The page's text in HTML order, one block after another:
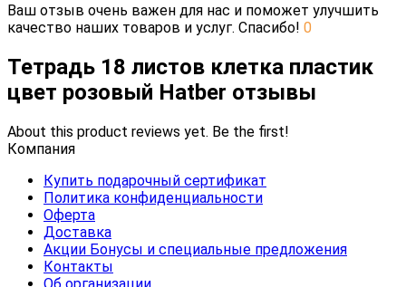
Ваш отзыв очень важен для нас и поможет улучшить
качество наших товаров и услуг. Спасибо! 0
Тетрадь 18 листов клетка пластик
цвет розовый Hatber отзывы
About this product reviews yet. Be the first!
Компания
Купить подарочный сертификат
Политика конфиденциальности
Оферта
Доставка
Акции Бонусы и специальные предложения
Контакты
Об организации